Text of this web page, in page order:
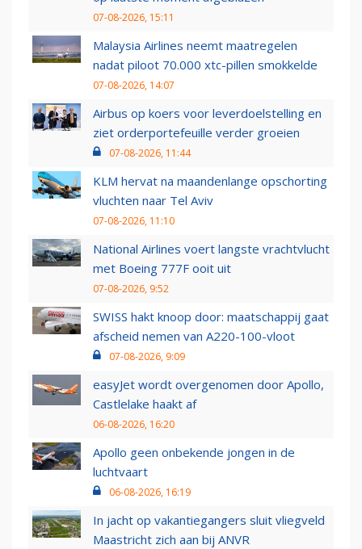
07-08-2026, 15:11
Malaysia Airlines neemt maatregelen
nadat piloot 70.000 xtc-pillen smokkelde
07-08-2026, 14:07
Airbus op koers voor leverdoelstelling en
ziet orderportefeuille verder groeien
07-08-2026, 11:44
KLM hervat na maandenlange opschorting
vluchten naar Tel Aviv
07-08-2026, 11:10
National Airlines voert langste vrachtvlucht
met Boeing 777F ooit uit
07-08-2026, 9:52
SWISS hakt knoop door: maatschappij gaat
afscheid nemen van A220-100-vloot
07-08-2026, 9:09
easyJet wordt overgenomen door Apollo,
Castlelake haakt af
06-08-2026, 16:20
Apollo geen onbekende jongen in de
luchtvaart
06-08-2026, 16:19
In jacht op vakantiegangers sluit vliegveld
Maastricht zich aan bij ANVR